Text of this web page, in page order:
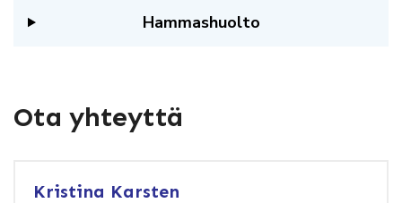
Hammashuolto
Ota yhteyttä
Kristina Karsten